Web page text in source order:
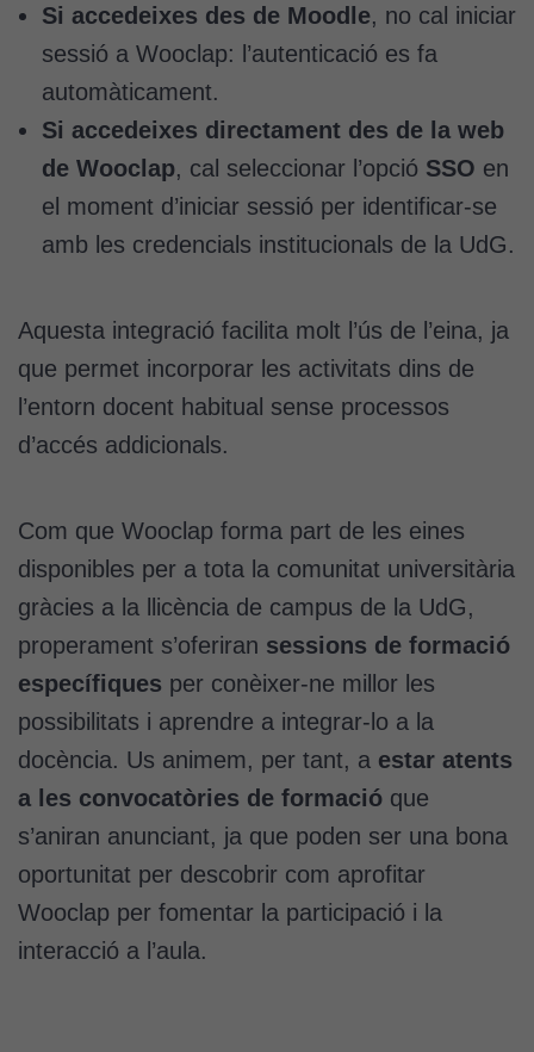
Si accedeixes des de Moodle, no cal iniciar
sessió a Wooclap: l’autenticació es fa
automàticament.
Si accedeixes directament des de la web
de Wooclap, cal seleccionar l’opció SSO en
el moment d’iniciar sessió per identificar-se
amb les credencials institucionals de la UdG.
Aquesta integració facilita molt l’ús de l’eina, ja
que permet incorporar les activitats dins de
l’entorn docent habitual sense processos
d’accés addicionals.
Com que Wooclap forma part de les eines
disponibles per a tota la comunitat universitària
gràcies a la llicència de campus de la UdG,
properament s’oferiran sessions de formació
específiques per conèixer-ne millor les
possibilitats i aprendre a integrar-lo a la
docència. Us animem, per tant, a estar atents
a les convocatòries de formació que
s’aniran anunciant, ja que poden ser una bona
oportunitat per descobrir com aprofitar
Wooclap per fomentar la participació i la
interacció a l’aula.
Cookies
tècniques
Aquestes
cookies no
Són
necessàries
perquè el
lloc web
Cookies
d'anàlisi
Utilitzem
cookies de
Google
Analytics
puguem
millorar la
funcionalitat
i l'estructura
del lloc
web, en
funció de
com aquest